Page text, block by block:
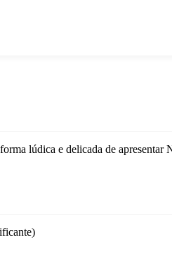
lúdica e delicada de apresentar